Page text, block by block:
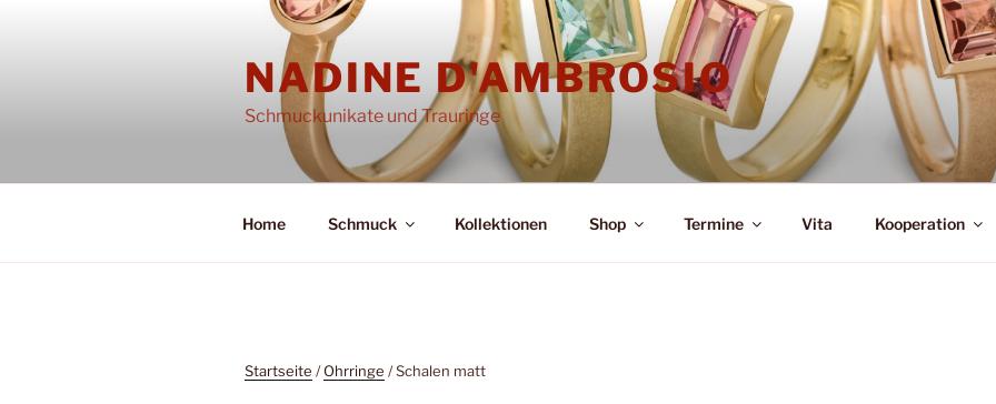
NADINE D'AMBROSIO
Schmuckunikate und Trauringe
Home Schmuck Kollektionen Shop Termine Vita Kooperation
Startseite /Ohrringe / Schalen matt